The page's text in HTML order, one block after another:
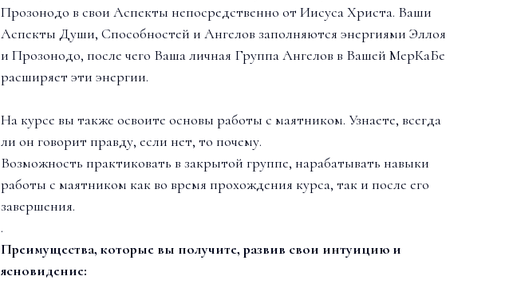
Прозонодо в свои Аспекты непосредственно от Иисуса Христа. Ваши
Аспекты Души, Способностей и Ангелов заполняются энергиями Эллоя
и Прозонодо, после чего Ваша личная Группа Ангелов в Вашей МерКаБе
расширяет эти энергии.
На курсе вы также освоите основы работы с маятником. Узнаете, всегда
ли он говорит правду, если нет, то почему.
Возможность практиковать в закрытой группе, нарабатывать навыки
работы с маятником как во время прохождения курса, так и после его
завершения.
.
Преимущества, которые вы получите, развив свои интуицию и
ясновидение: